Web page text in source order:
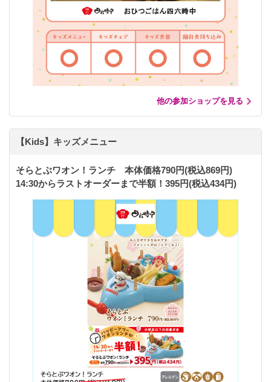
他の参加ショップを見る
【Kids】キッズメニュー
そらとぶワオン！ランチ 本体価格790円(税込869円)
14:30からラストオーダーまで半額！395円(税込434円)